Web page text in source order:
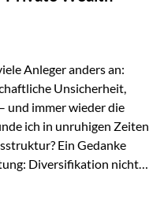
Anleger anders an:
Unsicherheit,
und immer wieder die
ich in unruhigen Zeiten
Ein Gedanke
Diversifikation nicht
Rechtsraum